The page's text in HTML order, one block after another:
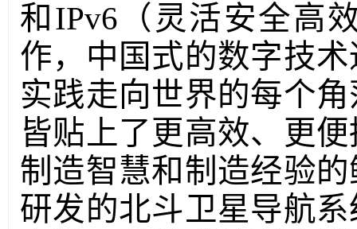
和IPv6（灵活安全高
作，中国式的数字技
实践走向世界的每个
皆贴上了更高效、更
制造智慧和制造经验
研发的北斗卫星导航